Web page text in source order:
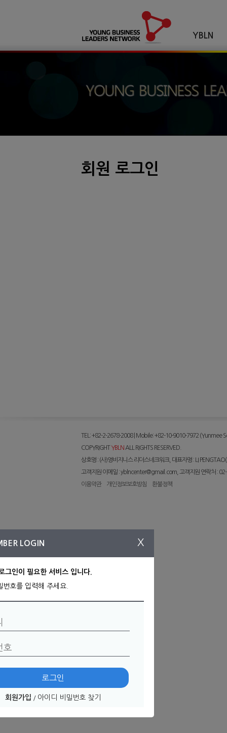
YBLN
회원 로그인
TEL: +82-2-2678-2008 | Mobile: +82-10-9010-7972 (Yunmee
COPYRIGHTYBLN ALL RIGHTS RESERVED.
상호명 : (사)영비지니스 리더스네크워크, 대표자명 : LI
고객지원 이메일 : yblncenter@gmail.com, 고객지원 연락처 :
이용약관
개인정보보호방침 환불정책
LOGIN X
그인이 필요한 서비스 입니다.
번호를 입력해 주세요.
디
회원가입 / 아이디 비밀번호 찾기